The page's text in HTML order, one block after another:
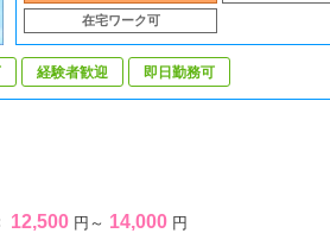
在宅ワーク可
経験者歓迎 即日勤務可
12,500 円 ～ 14,000 円